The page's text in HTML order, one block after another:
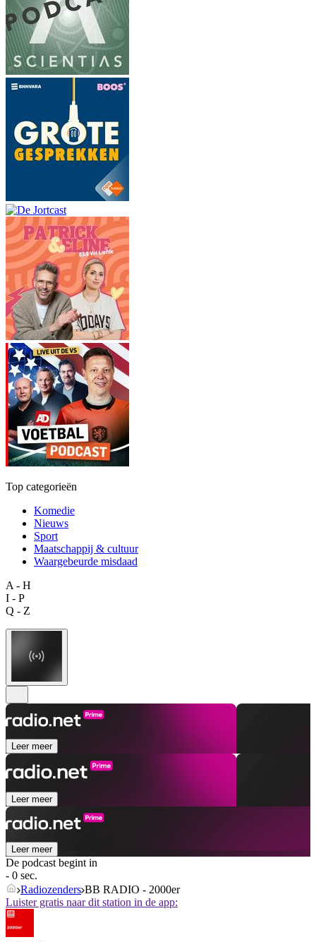
Top categorieën
Komedie
Nieuws
Sport
Maatschappij & cultuur
Waargebeurde misdaad
A - H
I - P
Q - Z
Leer meer
Leer meer
Leer meer
De podcast begint in
- 0 sec.
Radiozenders BB RADIO - 2000er
Luister gratis naar dit station in de app: